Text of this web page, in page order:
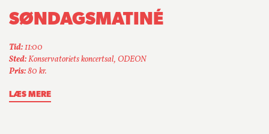
SØNDAGSMATINÉ
Tid:11:00
Sted:Konservatoriets koncertsal, ODEON
Pris:80 kr.
LÆS MERE